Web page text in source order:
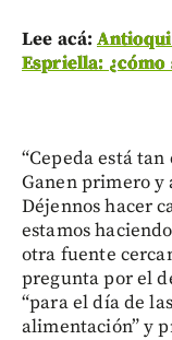
Lee acá:
Espriella:
“Cepeda está
Ganen primero y
Déjennos hacer
estamos
otra fuente
pregunta por el
“para el día de
alimentación” y